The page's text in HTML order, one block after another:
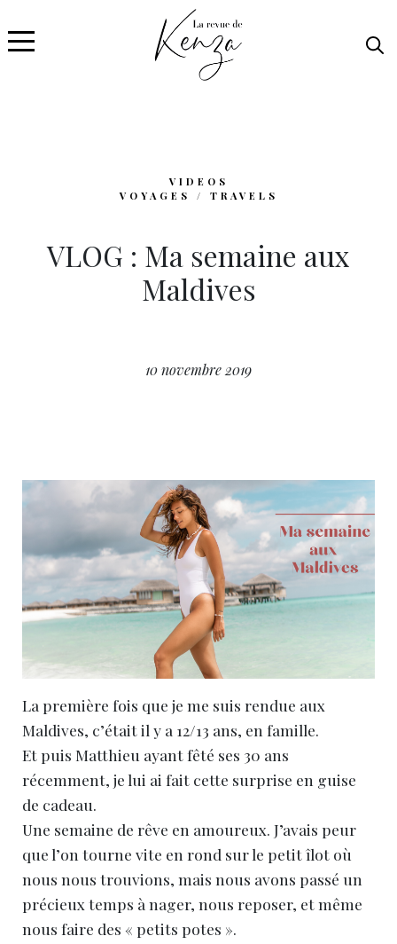
VIDEOS
VOYAGES / TRAVELS
VLOG : Ma semaine aux
Maldives
10 novembre 2019
La première fois que je me suis rendue aux
Maldives, c’était il y a 12/13 ans, en famille.
Et puis Matthieu ayant fêté ses 30 ans
récemment, je lui ai fait cette surprise en guise
de cadeau.
Une semaine de rêve en amoureux. J’avais peur
que l’on tourne vite en rond sur le petit îlot où
nous nous trouvions, mais nous avons passé un
précieux temps à nager, nous reposer, et même
nous faire des « petits potes ».